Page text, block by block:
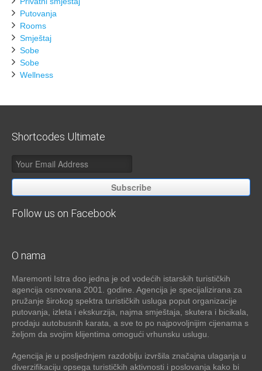
Putovanja
Rooms
Smještaj
Sobe
Sobe
Wellness
Shortcodes Ultimate
Subscribe
Follow us on Facebook
O nama
Maremonti Istra doo jedna je od vodećih istarskih turističkih
agencija osnovana 2001. godine. Agencija je specijalizirana za
pružanje širokog spektra turističkih usluga poput organizacije
putovanja, izleta i ekskurzija, najma smještaja, skutera i bicikala,
prodaju autobusnih karata, a sve to po najpovoljnijim cijenama s
željom da svojim klijentima omogući vrhunsku uslugu.
Agencija je u posljednjem razdoblju izvršila značajna ulaganja u
diverzifikaciju opsega turističkih aktivnosti i poslovanja kako bi